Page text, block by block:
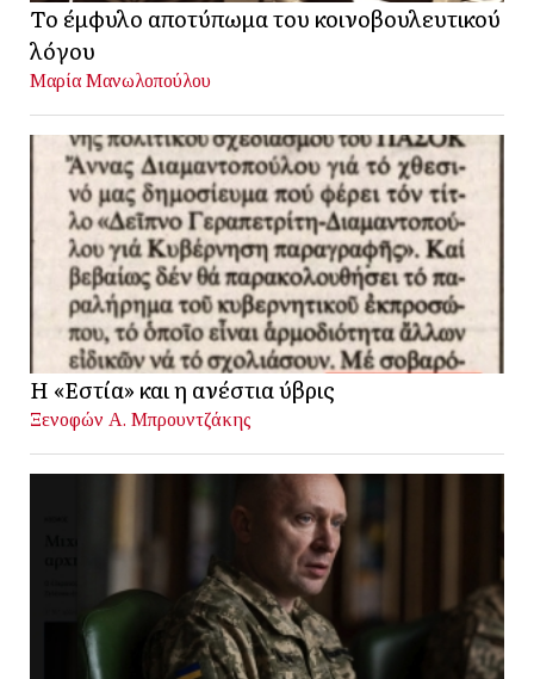
Το έμφυλο αποτύπωμα του κοινοβουλευτικού
λόγου
Μαρία Μανωλοπούλου
Η «Εστία» και η ανέστια ύβρις
Ξενοφών Α. Μπρουντζάκης